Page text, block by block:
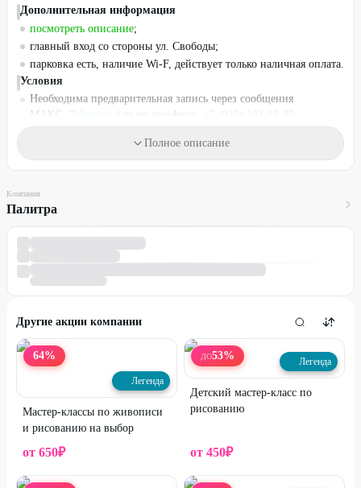
Дополнительная информация
посмотреть описание;
главный вход со стороны ул. Свободы;
парковка есть, наличие Wi-F, действует только наличная оплата.
Условия
Необходима предварительная запись через сообщения
МАКС, Telegram или по телефону: +7 (919) 123-13-85
Один промокод действует на одну услугу.
Для получения скидки предъявите промокод.
Стоимость оплачивается на месте.
предложениями компании.
Полное описание
Компания
Палитра
Другие акции компании
64%
Легенда
Мастер-классы по живописи
и рисованию на выбор
от 650₽
ДО53% Легенда
Детский мастер-класс по
рисованию
от 450₽